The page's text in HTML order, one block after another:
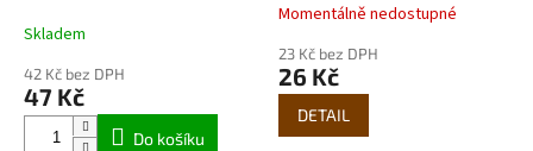
Skladem
42 Kč bez DPH
47 Kč
Do košíku
Průměrné
produktu
je
Momentálně nedostupné
23 Kč bez DPH
26 Kč
DETAIL